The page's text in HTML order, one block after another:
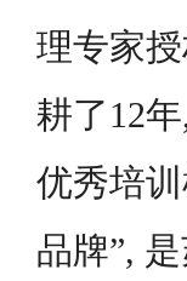
理专家
耕了12
优秀培
品牌”,